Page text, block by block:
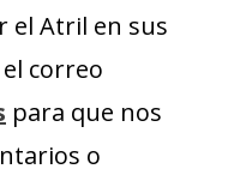
el Atril en sus
correo
para que nos
o